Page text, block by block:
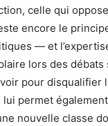
celle qui
encore le
— et
lors des débats
pour disqualifier
lui permet
nouvelle classe